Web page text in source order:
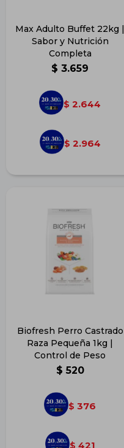
Max Adulto Buffet 22kg |
Sabor y Nutrición
Completa
$ 3.659
$ 2.644
$ 2.964
Biofresh Perro Castrado
Raza Pequeña 1kg |
Control de Peso
$ 520
$ 376
$ 421